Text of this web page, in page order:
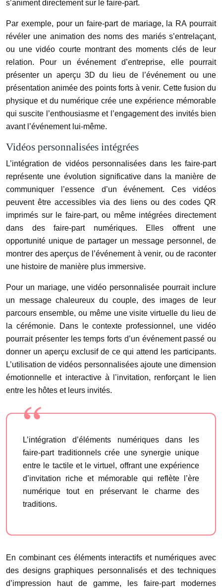
s’animent directement sur le faire-part.
Par exemple, pour un faire-part de mariage, la RA pourrait
révéler une animation des noms des mariés s’entrelaçant,
ou une vidéo courte montrant des moments clés de leur
relation. Pour un événement d’entreprise, elle pourrait
présenter un aperçu 3D du lieu de l’événement ou une
présentation animée des points forts à venir. Cette fusion du
physique et du numérique crée une expérience mémorable
qui suscite l’enthousiasme et l’engagement des invités bien
avant l’événement lui-même.
Vidéos personnalisées intégrées
L’intégration de vidéos personnalisées dans les faire-part
représente une évolution significative dans la manière de
communiquer l’essence d’un événement. Ces vidéos
peuvent être accessibles via des liens ou des codes QR
imprimés sur le faire-part, ou même intégrées directement
dans des faire-part numériques. Elles offrent une
opportunité unique de partager un message personnel, de
montrer des aperçus de l’événement à venir, ou de raconter
une histoire de manière plus immersive.
Pour un mariage, une vidéo personnalisée pourrait inclure
un message chaleureux du couple, des images de leur
parcours ensemble, ou même une visite virtuelle du lieu de
la cérémonie. Dans le contexte professionnel, une vidéo
pourrait présenter les temps forts d’un événement passé ou
donner un aperçu exclusif de ce qui attend les participants.
L’utilisation de vidéos personnalisées ajoute une dimension
émotionnelle et interactive à l’invitation, renforçant le lien
entre les hôtes et leurs invités.
L’intégration d’éléments numériques dans les
faire-part traditionnels crée une synergie unique
entre le tactile et le virtuel, offrant une expérience
d’invitation riche et mémorable qui reflète l’ère
numérique tout en préservant le charme des
traditions.
En combinant ces éléments interactifs et numériques avec
des designs graphiques personnalisés et des techniques
d’impression haut de gamme, les faire-part modernes